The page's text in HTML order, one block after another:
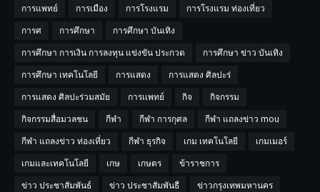
การแพทย์
การเมือง การโรงแรม
การโรงแรม ท่องเที่ยว
การศ
การศึกษา
การศึกษา บันเทิง
การศึกษา การเงิน การลงทุน แข่งขัน ประกวด
การศึกษา ข่าว บันเทิง
การศึกษา เทคโนโลยี
การแสดง
การแสดง ศิลปะร่
การแสดง ศิลปะร่วมสมัย
การเเพทย์ กิจ
กิจกรรม
กิจกรรมสื่อมวลชน
กีฬา กีฬา การกุศล
กีฬา แถลงข่าว mou
กีฬา แถลงข่าว ท่องเที่ยว
กีฬา ธุรกิจ เกม เทคโนโลยี
เกมเมอร์
เกมและเทคโนโลยี
เกษ เกษตร
ข้าราชการ
ข่าว ประชาสัมพันธ์
ข่าว ประชาสัมพันธื
ข่าวกรุงเทพมหานคร